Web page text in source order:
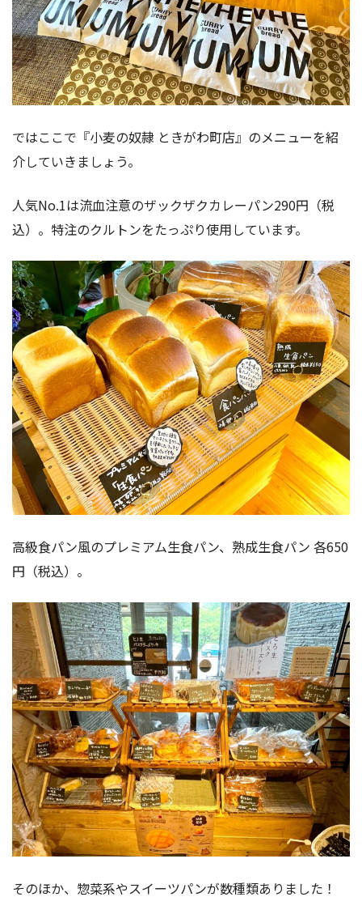
ではここで『小麦の奴隷 ときがわ町店』のメニューを紹
介していきましょう。
人気No.1は流血注意のザックザクカレーパン290円（税
込）。特注のクルトンをたっぷり使用しています。
高級食パン風のプレミアム生食パン、熟成生食パン 各650
円（税込）。
そのほか、惣菜系やスイーツパンが数種類ありました！